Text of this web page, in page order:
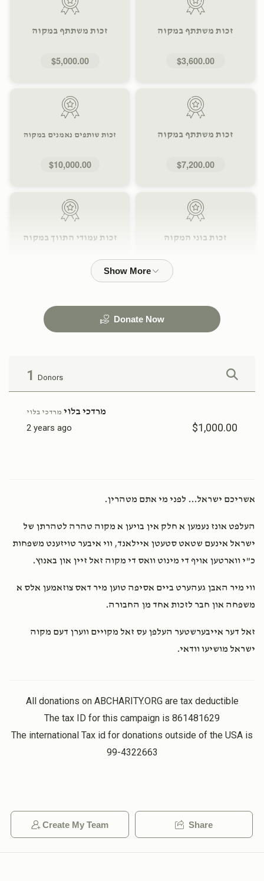
זכות משתתף במקוה
$3,600.00
זכות משתתף במקוה
$5,000.00
זכות משתתף במקוה
$7,200.00
זכות שותפים נאמנים במקוה
$10,000.00
זכות בוני המקוה זכות עמודי התווך במקוה
$36,000.00
Donate Now
1 Donors
מרדכי בלוי מרדכי בלוי
2 years ago $1,000.00
אשריכם ישראל... לפני מי אתם מטהרין.
העלפט אונז נעמען א חלק אין בויען א מקוה טהרה לטהרתן של
ישראל אינעם שטאט סטעטן איילאנד, ווי איבער טויזענט משפחות
כ"י ווארטען אויף די מינוט וואס די מקוה זאל זיין און באנוץ.
ווי מיר האבן געהערט ביים אסיפה טוען מיר דאס צוזאמען אלס א
משפחה און חבר לזכות אחד מן החבורה.
זאל דער אייבערשטער העלפן עס זאל מקויים ווערן דעם מקוה
ישראל מושיעו וודאי.
All donations on ABCHARITY.ORG are tax deductible
The tax ID for this campaign is 861481629
The international Tax id for donations outside of the USA is
99-4322663
Create My Team Share